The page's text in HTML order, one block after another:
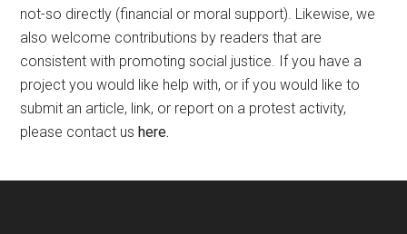
not-so directly (financial or moral support). Likewise, we
also welcome contributions by readers that are
consistent with promoting social justice. If you have a
project you would like help with, or if you would like to
submit an article, link, or report on a protest activity,
please contact ushere.